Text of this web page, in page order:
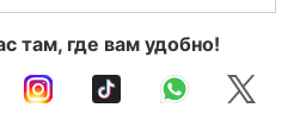
там, где вам удобно!